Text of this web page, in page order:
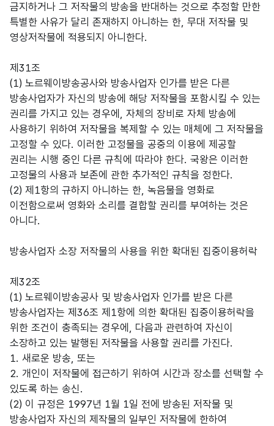
금지하거나 그 저작물의 방송을 반대하는 것으로 추정할 만한
특별한 사유가 달리 존재하지 아니하는 한, 무대 저작물 및
영상저작물에 적용되지 아니한다.
제31조
(1) 노르웨이방송공사와 방송사업자 인가를 받은 다른
방송사업자가 자신의 방송에 해당 저작물을 포함시킬 수 있는
권리를 가지고 있는 경우에, 자체의 장비로 자체 방송에
사용하기 위하여 저작물을 복제할 수 있는 매체에 그 저작물을
고정할 수 있다. 이러한 고정물을 공중의 이용에 제공할
권리는 시행 중인 다른 규칙에 따라야 한다. 국왕은 이러한
고정물의 사용과 보존에 관한 추가적인 규칙을 정한다.
(2) 제1항의 규하지 아니하는 한, 녹음물을 영화로
이전함으로써 영화와 소리를 결합할 권리를 부여하는 것은
아니다.
방송사업자 소장 저작물의 사용을 위한 확대된 집중이용허락
제32조
(1) 노르웨이방송공사 및 방송사업자 인가를 받은 다른
방송사업자는 제36조 제1항에 의한 확대된 집중이용허락을
위한 조건이 충족되는 경우에, 다음과 관련하여 자신이
소장하고 있는 발행된 저작물을 사용할 권리를 가진다.
1. 새로운 방송, 또는
2. 개인이 저작물에 접근하기 위하여 시간과 장소를 선택할 수
있도록 하는 송신.
(2) 이 규정은 1997년 1월 1일 전에 방송된 저작물 및
방송사업자 자신의 제작물의 일부인 저작물에 한하여